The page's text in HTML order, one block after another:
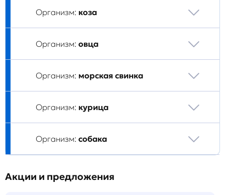
Организм: коза
Организм: овца
Организм: морская свинка
Организм: курица
Организм: собака
Акции и предложения